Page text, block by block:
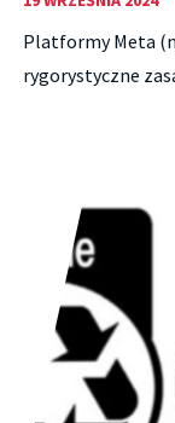
Platformy Meta
rygorystyczne